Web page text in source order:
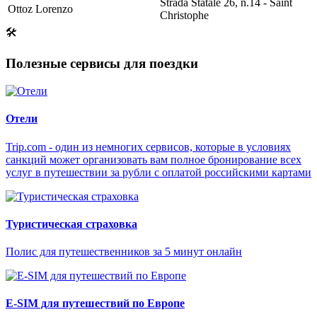
Ottoz Lorenzo
Christophe
🛠
Полезные сервисы для поездки
Отели
Trip.com - один из немногих сервисов, которые в условиях
санкций может организовать вам полное бронирование всех
услуг в путешествии за рубли с оплатой российскими картами
Туристическая страховка
Полис для путешественников за 5 минут онлайн
E-SIM для путешествий по Европе